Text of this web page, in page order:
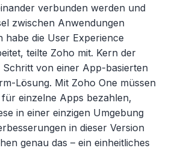
verbunden werden und
zwischen Anwendungen
habe die User Experience
teilte Zoho mit. Kern der
Schritt von einer App-basierten
Lösung. Mit Zoho One müssen
einzelne Apps bezahlen,
in einer einzigen Umgebung
in dieser Version
genau das – ein einheitliches